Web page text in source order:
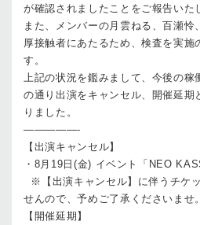
が確認されましたことをご報告いた
また、メンバーの月雲ねる、百瀬怜
厚接触者にあたるため、検査を実施
す。
上記の状況を鑑みまして、今後の稼
の通り出演をキャンセル、開催延期
りました。
—————-
【出演キャンセル】
・8月19日(金) イベント「NEO
※【出演キャンセル】に伴うチケ
せんので、予めご了承くださいませ。
【開催延期】